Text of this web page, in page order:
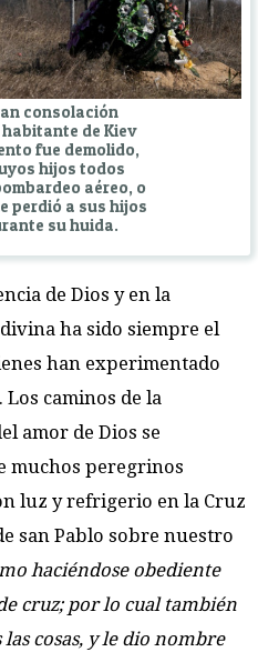
consolación
de Kiev
fue demolido,
hijos todos
aéreo, o
perdió a sus hijos
su huida.
de Dios y en la
ha sido siempre el
han experimentado
caminos de la
amor de Dios se
muchos peregrinos
luz y refrigerio en la Cruz
san Pablo sobre nuestro
haciéndose obediente
cruz; por lo cual también
cosas, y le dio nombre